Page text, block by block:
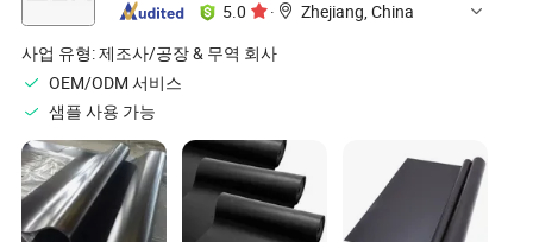
5.0 ·
Zhejiang, China
사업 유형:제조사/공장 & 무역 회사
OEM/ODM 서비스
샘플 사용 가능